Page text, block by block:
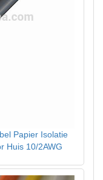
Papier Isolatie
Huis 10/2AWG